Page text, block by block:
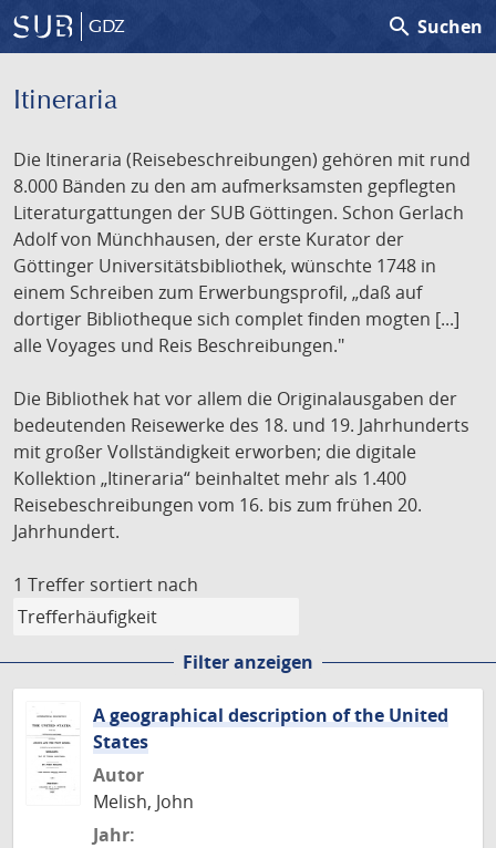
GDZ search Suchen
Itineraria
Die Itineraria (Reisebeschreibungen) gehören mit rund
8.000 Bänden zu den am aufmerksamsten gepflegten
Literaturgattungen der SUB Göttingen. Schon Gerlach
Adolf von Münchhausen, der erste Kurator der
Göttinger Universitätsbibliothek, wünschte 1748 in
einem Schreiben zum Erwerbungsprofil, „daß auf
dortiger Bibliotheque sich complet finden mogten [...]
alle Voyages und Reis Beschreibungen."
Die Bibliothek hat vor allem die Originalausgaben der
bedeutenden Reisewerke des 18. und 19. Jahrhunderts
mit großer Vollständigkeit erworben; die digitale
Kollektion „Itineraria“ beinhaltet mehr als 1.400
Reisebeschreibungen vom 16. bis zum frühen 20.
Jahrhundert.
1 Treffer sortiert nach
Filter anzeigen
A geographical description of the United
States
Autor
Melish, John
Jahr: